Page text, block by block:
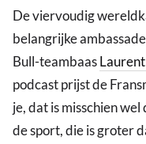
De viervoudig
belangrijke
Bull-teambaas
podcast prijst de
je, dat is misschien
de sport, die is groter